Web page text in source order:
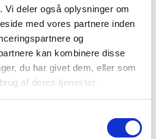
deler også oplysninger om
med vores partnere inden
og
kan kombinere disse
du har givet dem, eller som
af deres tjenester.
Saturn Vinyl - 0046B
249,00kr.m2